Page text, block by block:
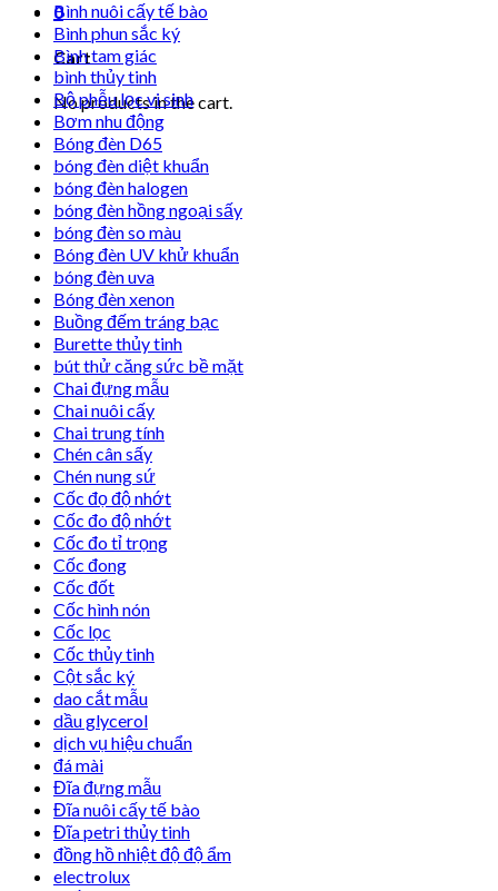
0
Cart
No products in the cart.
Bình nuôi cấy tế bào
Bình phun sắc ký
Bình tam giác
bình thủy tinh
Bộ phễu lọc vi sinh
Bơm nhu động
Bóng đèn D65
bóng đèn diệt khuẩn
bóng đèn halogen
bóng đèn hồng ngoại sấy
bóng đèn so màu
Bóng đèn UV khử khuẩn
bóng đèn uva
Bóng đèn xenon
Buồng đếm tráng bạc
Burette thủy tinh
bút thử căng sức bề mặt
Chai đựng mẫu
Chai nuôi cấy
Chai trung tính
Chén cân sấy
Chén nung sứ
Cốc đọ độ nhớt
Cốc đo độ nhớt
Cốc đo tỉ trọng
Cốc đong
Cốc đốt
Cốc hình nón
Cốc lọc
Cốc thủy tinh
Cột sắc ký
dao cắt mẫu
dầu glycerol
dịch vụ hiệu chuẩn
đá mài
Đĩa đựng mẫu
Đĩa nuôi cấy tế bào
Đĩa petri thủy tinh
đồng hồ nhiệt độ độ ẩm
electrolux